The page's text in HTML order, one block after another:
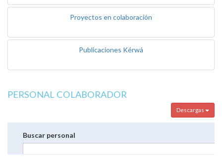
Proyectos en colaboración
Publicaciones Kérwá
PERSONAL COLABORADOR
Descargas
Buscar personal